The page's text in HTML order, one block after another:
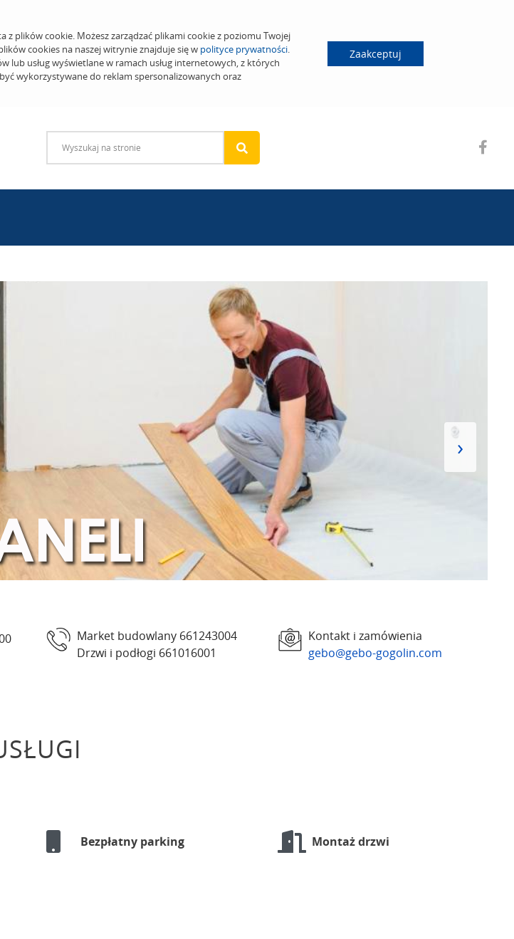
plików cookie. Możesz zarządzać plikami cookie z poziomu Twojej
cookies na naszej witrynie znajduje się w polityce prywatności.
usług wyświetlane w ramach usług internetowych, z których
wykorzystywane do reklam spersonalizowanych oraz
Zaakceptuj
›
Market budowlany 661243004
Drzwi i podłogi 661016001
Kontakt i zamówienia
gebo@gebo-gogolin.com
Bezpłatny parking Montaż drzwi